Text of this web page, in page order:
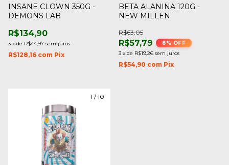
INSANE CLOWN 350G -
DEMONS LAB
R$134,90
3 x de R$44,97 sem juros
R$128,16 com Pix
BETA ALANINA 120G -
NEW MILLEN
R$57,79
R$63,05
8% OFF
3 x de R$19,26 sem juros
R$54,90 com Pix
1 /10